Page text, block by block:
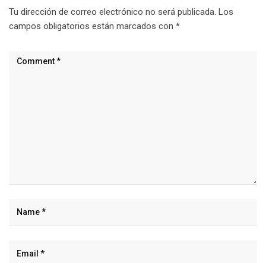
Tu dirección de correo electrónico no será publicada. Los
campos obligatorios están marcados con *